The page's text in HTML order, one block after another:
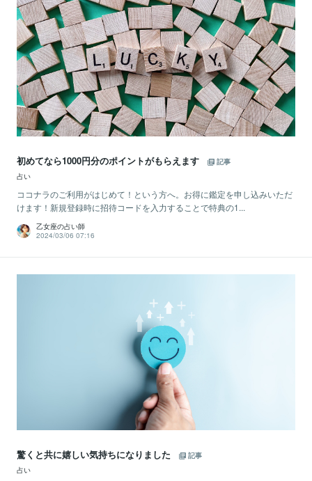
初めてなら1000円分のポイントがもらえます
記事
占い
ココナラのご利用がはじめて！という方へ。お得に鑑定を申し込みいただ
けます！新規登録時に招待コードを入力することで特典の1...
乙女座の占い師
2024/03/06 07:16
驚くと共に嬉しい気持ちになりました
記事
占い